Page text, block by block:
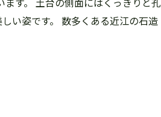
い姿です。 数多くある近江の石造